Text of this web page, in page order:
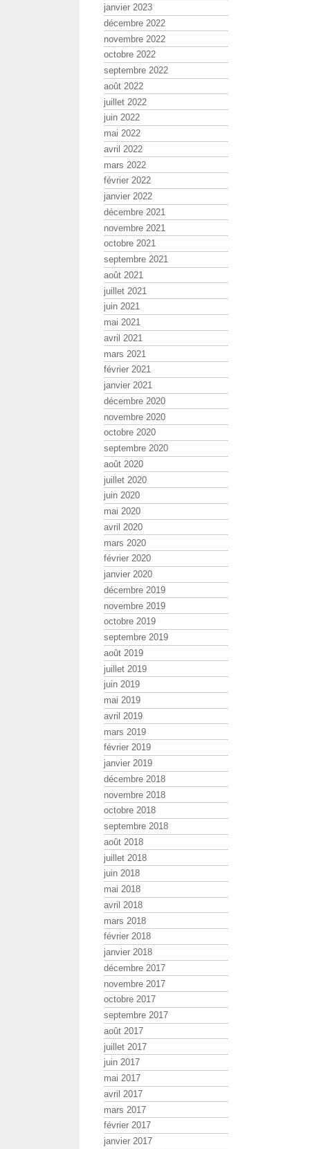
janvier 2023
décembre 2022
novembre 2022
octobre 2022
septembre 2022
août 2022
juillet 2022
juin 2022
mai 2022
avril 2022
mars 2022
février 2022
janvier 2022
décembre 2021
novembre 2021
octobre 2021
septembre 2021
août 2021
juillet 2021
juin 2021
mai 2021
avril 2021
mars 2021
février 2021
janvier 2021
décembre 2020
novembre 2020
octobre 2020
septembre 2020
août 2020
juillet 2020
juin 2020
mai 2020
avril 2020
mars 2020
février 2020
janvier 2020
décembre 2019
novembre 2019
octobre 2019
septembre 2019
août 2019
juillet 2019
juin 2019
mai 2019
avril 2019
mars 2019
février 2019
janvier 2019
décembre 2018
novembre 2018
octobre 2018
septembre 2018
août 2018
juillet 2018
juin 2018
mai 2018
avril 2018
mars 2018
février 2018
janvier 2018
décembre 2017
novembre 2017
octobre 2017
septembre 2017
août 2017
juillet 2017
juin 2017
mai 2017
avril 2017
mars 2017
février 2017
janvier 2017